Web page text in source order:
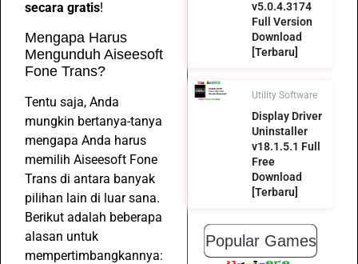
secara gratis!
Mengapa Harus
Mengunduh Aiseesoft
Fone Trans?
Tentu saja, Anda
mungkin bertanya-tanya
mengapa Anda harus
memilih Aiseesoft Fone
Trans di antara banyak
pilihan lain di luar sana.
Berikut adalah beberapa
alasan untuk
mempertimbangkannya:
v5.0.4.3174
Full Version
Download
[Terbaru]
Utility Software
Display Driver
Uninstaller
v18.1.5.1 Full
Free
Download
[Terbaru]
Popular Games